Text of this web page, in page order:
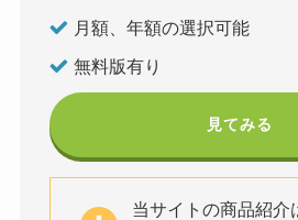
月額、年額の選択可能
無料版有り
見てみる
当サイトの商品紹介